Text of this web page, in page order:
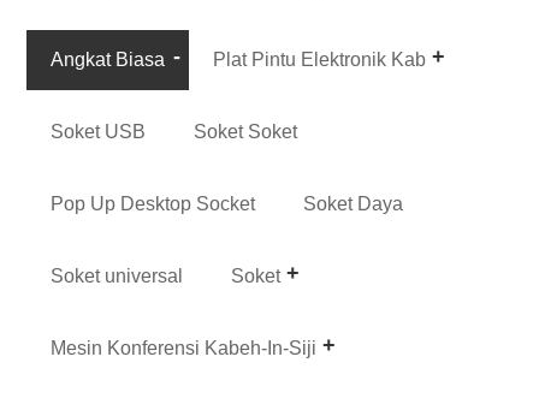
Angkat Biasa Plat Pintu Elektronik Kab
Soket USB Soket Soket
Pop Up Desktop Socket Soket Daya
Soket universal Soket
Mesin Konferensi Kabeh-In-Siji